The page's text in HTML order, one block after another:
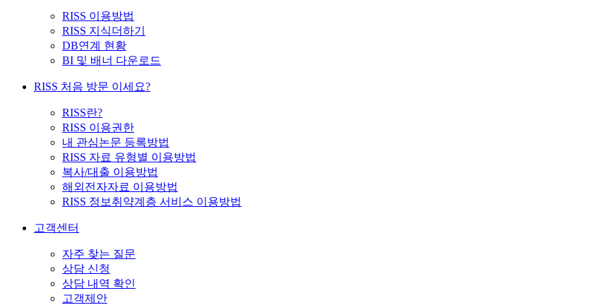
RISS 이용방법
RISS 지식더하기
DB연계 현황
BI 및 배너 다운로드
RISS 처음 방문 이세요?
RISS란?
RISS 이용권한
내 관심논문 등록방법
RISS 자료 유형별 이용방법
복사/대출 이용방법
해외전자자료 이용방법
RISS 정보취약계층 서비스 이용방법
고객센터
자주 찾는 질문
상담 신청
상담 내역 확인
고객제안